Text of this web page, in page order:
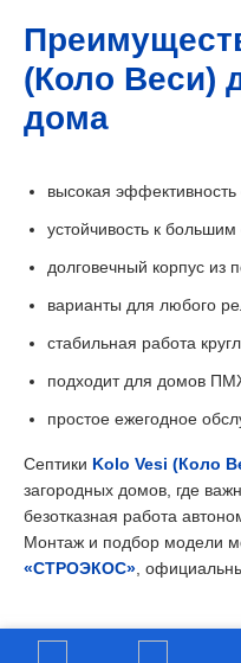
(Коло Веси)
дома
высокая
устойчивость к
долговечный корпус из
варианты для любого
стабильная работа
подходит для домов
простое ежегодное
Септики Kolo Vesi (Коло
загородных домов, где
безотказная работа
Монтаж и подбор модели
«СТРОЭКОС»,